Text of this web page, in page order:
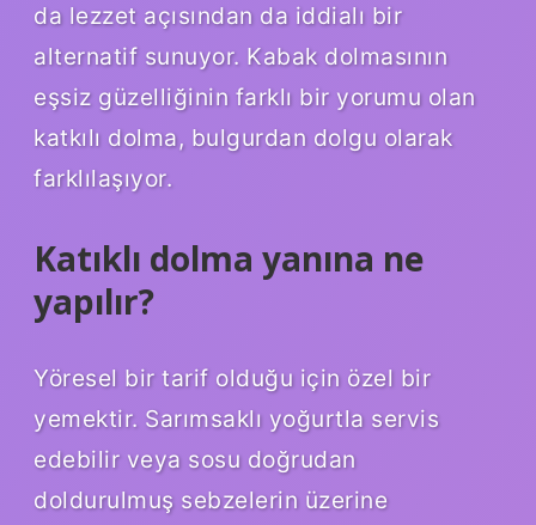
da lezzet açısından da iddialı bir
alternatif sunuyor. Kabak dolmasının
eşsiz güzelliğinin farklı bir yorumu olan
katkılı dolma, bulgurdan dolgu olarak
farklılaşıyor.
Katıklı dolma yanına ne
yapılır?
Yöresel bir tarif olduğu için özel bir
yemektir. Sarımsaklı yoğurtla servis
edebilir veya sosu doğrudan
doldurulmuş sebzelerin üzerine